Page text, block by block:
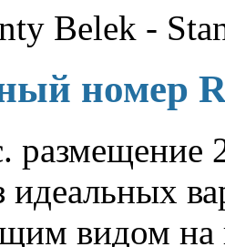
Belek -
номер
размещение
видом на